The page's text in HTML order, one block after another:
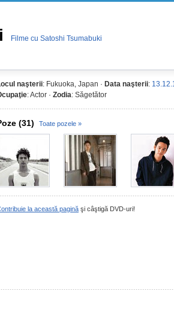
Filme cu Satoshi Tsumabuki
naşterii: Fukuoka, Japan · Data naşterii:
: Actor · Zodia: Săgetător
(31) Toate pozele »
la această pagină şi câştigă DVD-uri!